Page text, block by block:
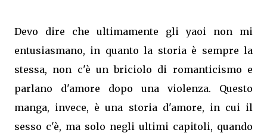
Devo dire che ultimamente gli yaoi non mi
entusiasmano, in quanto la storia è sempre la
stessa, non c'è un briciolo di romanticismo e
parlano d'amore dopo una violenza. Questo
manga, invece, è una storia d'amore, in cui il
sesso c'è, ma solo negli ultimi capitoli, quando